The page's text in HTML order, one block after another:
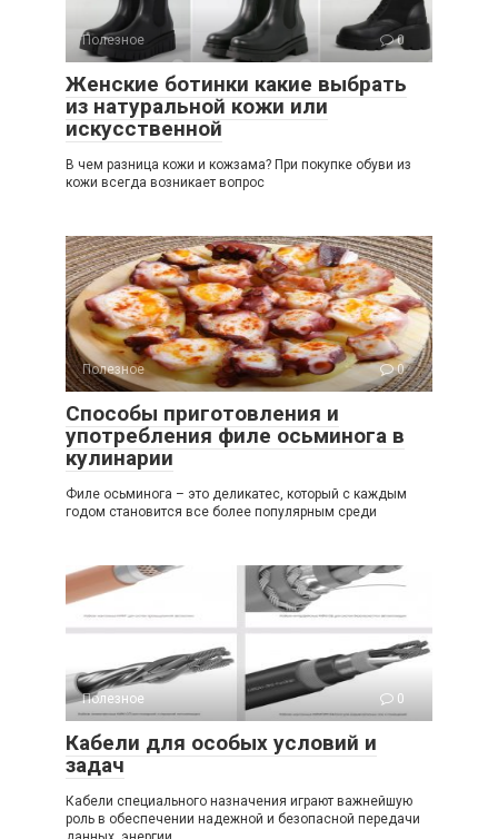
Полезное 0
Женские ботинки какие выбрать
из натуральной кожи или
искусственной
В чем разница кожи и кожзама? При покупке обуви из
кожи всегда возникает вопрос
Полезное 0
Способы приготовления и
употребления филе осьминога в
кулинарии
Филе осьминога – это деликатес, который с каждым
годом становится все более популярным среди
Полезное 0
Кабели для особых условий и
задач
Кабели специального назначения играют важнейшую
роль в обеспечении надежной и безопасной передачи